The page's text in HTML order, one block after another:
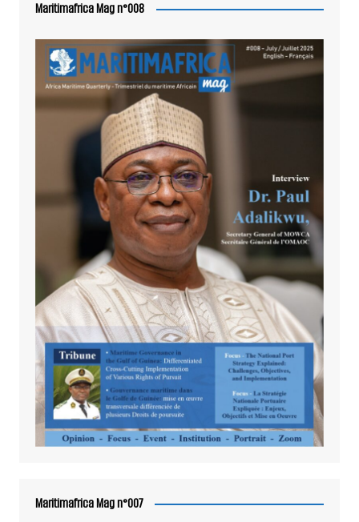
Maritimafrica Mag n°008
Maritimafrica Mag n°007